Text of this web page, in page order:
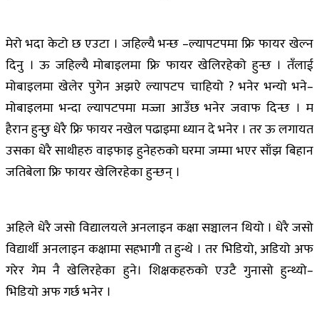
मेरो भदा केटो छ एउटा । जहिल्यै भन्छ –ल्यापटपमा फ्रि फायर खेल्न
दिनु । ऊ जहिल्यै मोबाइलमा फ्रि फायर खेलिरहेको हुन्छ । तँलाई
मोबाइलमा खेलेर पुगेन अझऐ ल्यापटप चाहियो ? भनेर भन्यो भने–
मोबाइलमा भन्दा ल्यापटपमा मज्जा आउँछ भनेर जवाफ दिन्छ । म
हैरान हुन्छु धेरै फ्रि फायर नखेल पढाइमा ध्यान दे भनेर । तर ऊ लगायत
उसका धेरै साथीहरु वाइफाइ हुनेहरुको घरमा जम्मा भएर साँझ बिहान
जतिबेला फ्रि फायर खेलिरहेका हुन्छन् ।
अहिले धेरै जसो विद्यालयले अनलाइन कक्षा सञ्चालन थियो । धेरै जसो
विद्यार्थी अनलाइन कक्षामा सहभागी त हुन्थे । तर भिडियो, अडियो अफ
गरेर गेम नै खेलिरहेका हुने। शिक्षकहरुको एउटै गुनासो हुन्थ्यो–
भिडियो अफ गर्छ भनेर ।